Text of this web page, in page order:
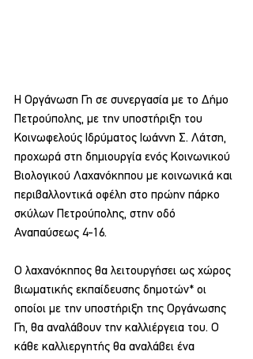
Η Οργάνωση Γη σε συνεργασία με το Δήμο
Πετρούπολης, με την υποστήριξη του
Κοινωφελούς Ιδρύματος Ιωάννη Σ. Λάτση,
προχωρά στη δημιουργία ενός Κοινωνικού
Βιολογικού Λαχανόκηπου με κοινωνικά και
περιβαλλοντικά οφέλη στο πρώην πάρκο
σκύλων Πετρούπολης, στην οδό
Αναπαύσεως 4-16.
Ο λαχανόκηπος θα λειτουργήσει ως χώρος
βιωματικής εκπαίδευσης δημοτών* οι
οποίοι με την υποστήριξη της Οργάνωσης
Γη, θα αναλάβουν την καλλιέργεια του. Ο
κάθε καλλιεργητής θα αναλάβει ένα